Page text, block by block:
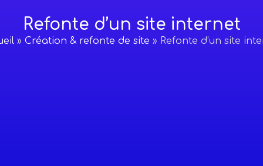
Refonte d’un site internet
» Création & refonte de site » Refonte d’un site